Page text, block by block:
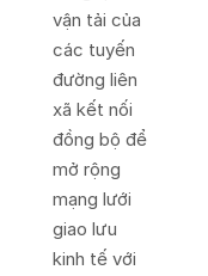
vận tải của
các tuyến
đường liên
xã kết nối
đồng bộ để
mở rộng
mạng lưới
giao lưu
kinh tế với